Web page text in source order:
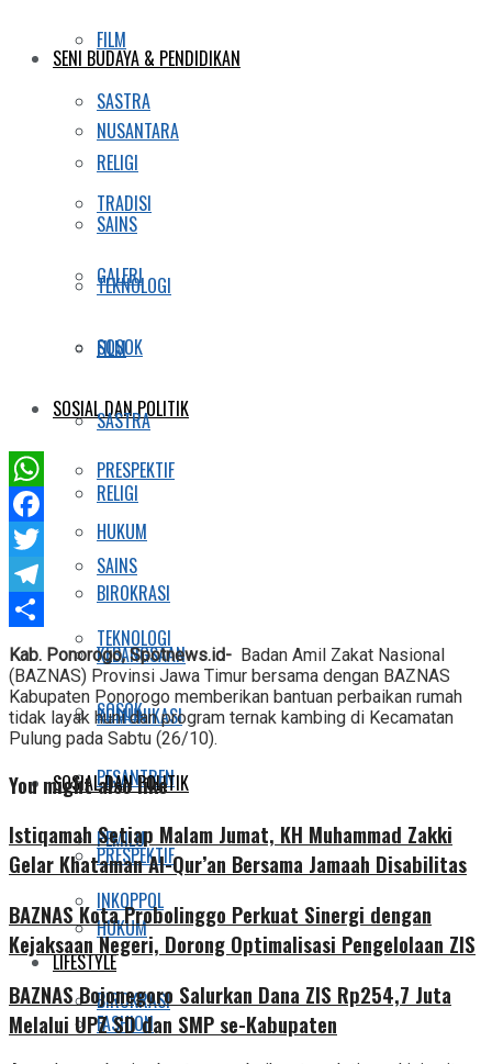
FILM
SASTRA
RELIGI
SAINS
TEKNOLOGI
SOSOK
SOSIAL DAN POLITIK
PRESPEKTIF
HUKUM
BIROKRASI
KEBANGSAAN
KOMUNIKASI
PESANTREN
PEMILU
INKOPPOL
LIFESTYLE
FASHION
SENI BUDAYA & PENDIDIKAN
NUSANTARA
TRADISI
GALERI
FILM
SASTRA
RELIGI
SAINS
TEKNOLOGI
SOSOK
SOSIAL DAN POLITIK
PRESPEKTIF
HUKUM
BIROKRASI
WhatsApp
Facebook
Twitter
Telegram
Share
Kab. Ponorogo, Spotnews.id- Badan Amil Zakat Nasional
(BAZNAS) Provinsi Jawa Timur bersama dengan BAZNAS
Kabupaten Ponorogo memberikan bantuan perbaikan rumah
tidak layak huni dan program ternak kambing di Kecamatan
Pulung pada Sabtu (26/10).
You might also like
Istiqamah Setiap Malam Jumat, KH Muhammad Zakki
Gelar Khataman Al-Qur’an Bersama Jamaah Disabilitas
BAZNAS Kota Probolinggo Perkuat Sinergi dengan
Kejaksaan Negeri, Dorong Optimalisasi Pengelolaan ZIS
BAZNAS Bojonegoro Salurkan Dana ZIS Rp254,7 Juta
Melalui UPZ SD dan SMP se-Kabupaten